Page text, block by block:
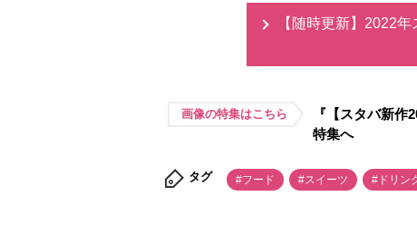
【随時更新】2022
画像の特集はこちら
『【スタバ新作
特集へ
タグ #フード #スイーツ #ドリン